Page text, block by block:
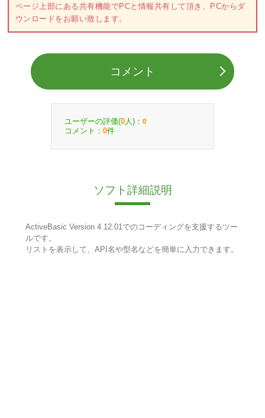
ページ上部にある共有機能でPCと情報共有して頂き、PCからダ
ウンロードをお願い致します。
コメント
ユーザーの評価(0 人)： 0
コメント： 0件
ソフト詳細説明
ActiveBasic Version 4.12.01でのコーディングを支援するツー
ルです。
リストを表示して、API名や型名などを簡単に入力できます。